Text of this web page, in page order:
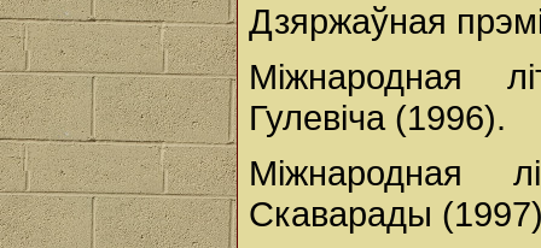
Дзяржаўная
Міжнародная
Гулевіча (1996).
Міжнародная
Скаварады